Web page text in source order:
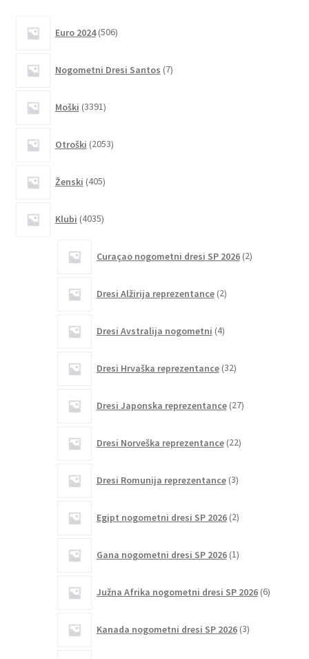
Euro 2024 506izdelkov
Nogometni Dresi Santos 7izdelkov
Moški 3391izdelkov
Otroški 2053izdelkov
Ženski 405izdelkov
Klubi 4035izdelkov
Curaçao nogometni dresi SP 2026 2izdelka
Dresi Alžirija reprezentance 2izdelka
Dresi Avstralija nogometni 4izdelki
Dresi Hrvaška reprezentance 32izdelkov
Dresi Japonska reprezentance 27izdelkov
Dresi Norveška reprezentance 22izdelkov
Dresi Romunija reprezentance 3izdelki
Egipt nogometni dresi SP 2026 2izdelka
Gana nogometni dresi SP 2026 1izdelek
Južna Afrika nogometni dresi SP 2026 6izdelkov
Kanada nogometni dresi SP 2026 3izdelki